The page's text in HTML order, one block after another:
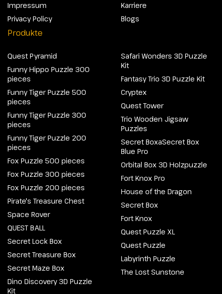
Impressum
Privacy Policy
Karriere
Blogs
Produkte
Quest Pyramid
Funny Hippo Puzzle 300
pieces
Funny Tiger Puzzle 500
pieces
Funny Tiger Puzzle 300
pieces
Funny Tiger Puzzle 200
pieces
Fox Puzzle 500 pieces
Fox Puzzle 300 pieces
Fox Puzzle 200 pieces
Pirate's Treasure Chest
Space Rover
QUEST BALL
Secret Lock Box
Secret Treasure Box
Secret Maze Box
Dino Discovery 3D Puzzle
Kit
Safari Wonders 3D Puzzle
Kit
Fantasy Trio 3D Puzzle Kit
Cryptex
Quest Tower
Trio Wooden Jigsaw
Puzzles
Secret BoxaSecret Box
Blue Pro
Orbital Box 3D Holzpuzzle
Fort Knox Pro
House of the Dragon
Secret Box
Fort Knox
Quest Puzzle XL
Quest Puzzle
Labyrinth Puzzle
The Lost Sunstone